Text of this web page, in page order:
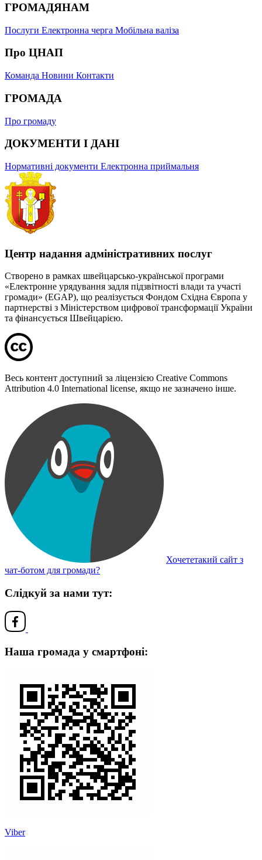
ГРОМАДЯНАМ
Послуги Електронна черга Мобільна валіза
Про ЦНАП
Команда Новини Контакти
ГРОМАДА
Про громаду
ДОКУМЕНТИ І ДАНІ
Нормативні документи Електронна приймальня
Центр надання адміністративних послуг
Створено в рамках швейцарсько-української програми
«Електронне урядування задля підзвітності влади та участі
громади» (EGAP), що реалізується Фондом Східна Європа у
партнерстві з Міністерством цифрової трансформації України
та фінансується Швейцарією.
Весь контент доступний за ліцензією Creative Commons
Attribution 4.0 International license, якщо не зазначено інше.
Хочететакий сайт з
чат-ботом для громади?
Слідкуй за нами тут:
Наша громада у смартфоні:
Viber